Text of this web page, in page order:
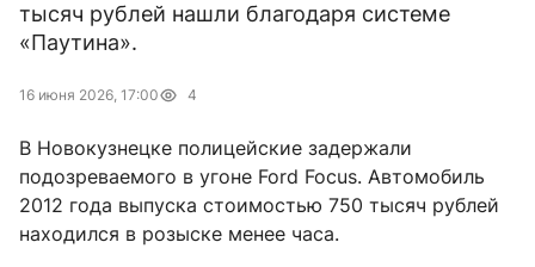
тысяч рублей нашли благодаря системе
«Паутина».
16 июня 2026, 17:00 4
В Новокузнецке полицейские задержали
подозреваемого в угоне Ford Focus. Автомобиль
2012 года выпуска стоимостью 750 тысяч рублей
находился в розыске менее часа.